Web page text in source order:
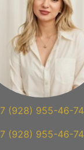
7 (928) 955-46-74
7 (928) 955-46-74